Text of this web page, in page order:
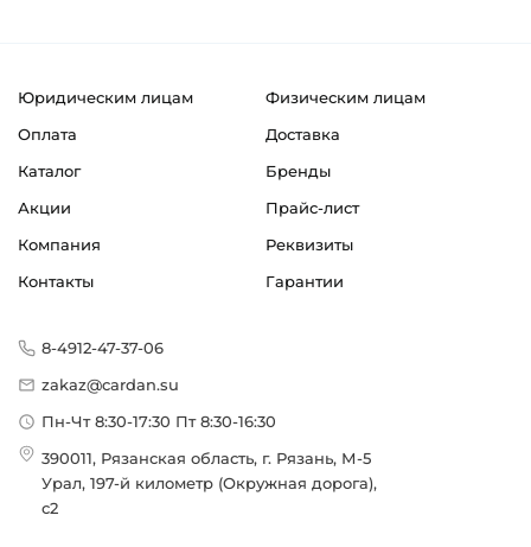
Юридическим лицам
Физическим лицам
Оплата
Доставка
Каталог
Бренды
Акции
Прайс-лист
Компания
Реквизиты
Контакты
Гарантии
8-4912-47-37-06
zakaz@cardan.su
Пн-Чт 8:30-17:30 Пт 8:30-16:30
390011, Рязанская область, г. Рязань, М-5
Урал, 197-й километр (Окружная дорога),
с2